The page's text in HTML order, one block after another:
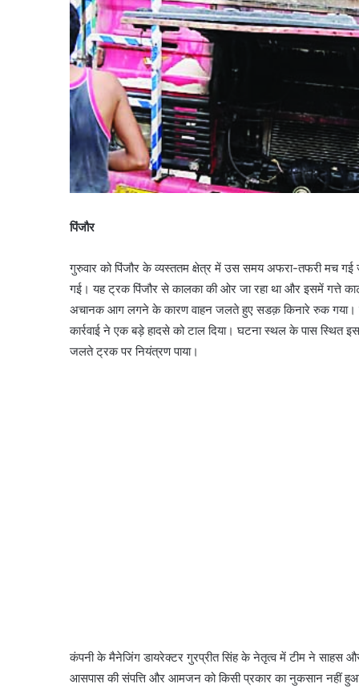
पिंजौर
गुरुवार को पिंजौर के व्यस्ततम क्षेत्र में उस समय अफरा-तफरी मच
गई। यह ट्रक पिंजौर से कालका की ओर जा रहा था और इसमें गत्ते
अचानक आग लगने के कारण वाहन जलते हुए सडक़ किनारे रुक गया।
कार्रवाई ने एक बड़े हादसे को टाल दिया। घटना स्थल के पास स्थित
जलते ट्रक पर नियंत्रण पाया।
कंपनी के मैनेजिंग डायरेक्टर गुरप्रीत सिंह के नेतृत्व में टीम ने साहस
आसपास की संपत्ति और आमजन को किसी प्रकार का नुकसान नहीं